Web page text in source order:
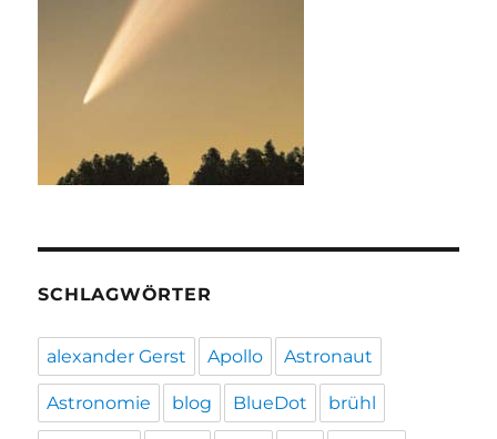
SCHLAGWÖRTER
alexander Gerst Apollo Astronaut
Astronomie blog BlueDot brühl